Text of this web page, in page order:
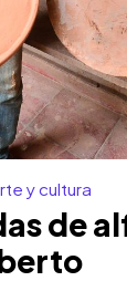
y cultura
de